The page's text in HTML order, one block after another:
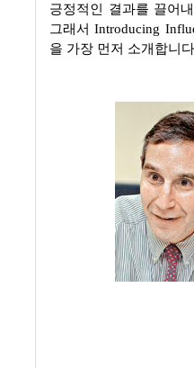
긍정적인 결과를 끌어
그래서 Introducing
을 가장 먼저 소개합니